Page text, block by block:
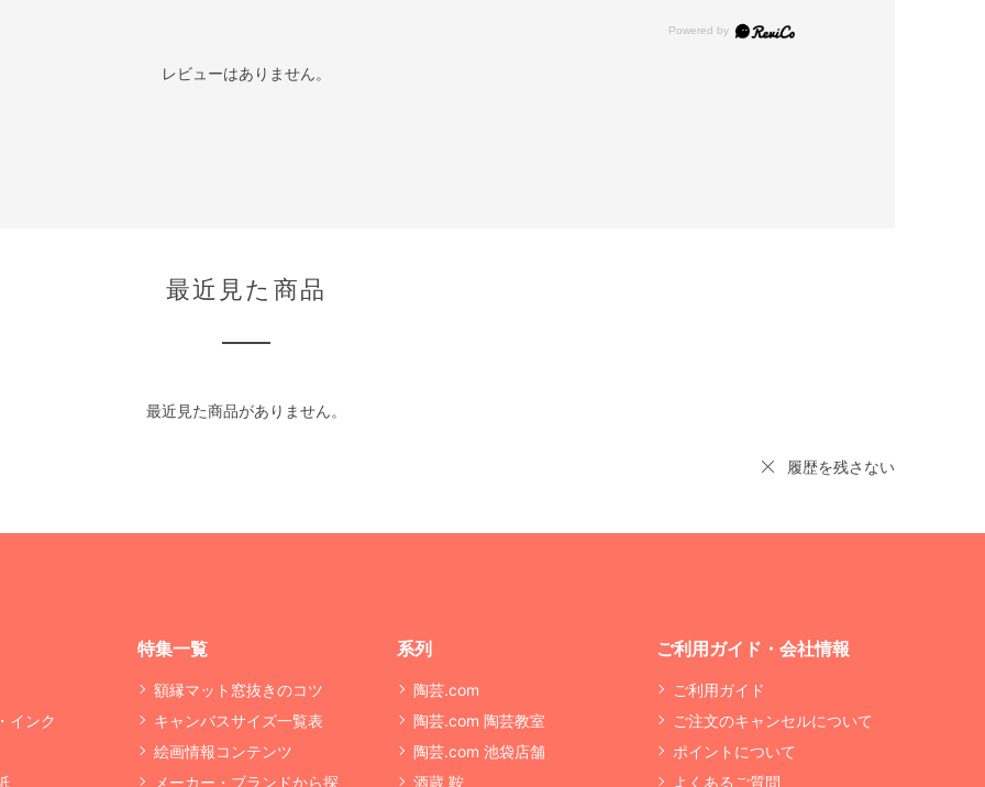
レビューはありません。
最近見た商品
最近見た商品がありません。
履歴を残さない
インク
特集一覧
額縁マット窓抜きのコツ
キャンバスサイズ一覧表
絵画情報コンテンツ
メーカー・ブランドから探
系列
陶芸.com
陶芸.com 陶芸教室
陶芸.com 池袋店舗
酒蔵 鞍
ご利用ガイド・会社情報
ご利用ガイド
ご注文のキャンセルについて
ポイントについて
よくあるご質問